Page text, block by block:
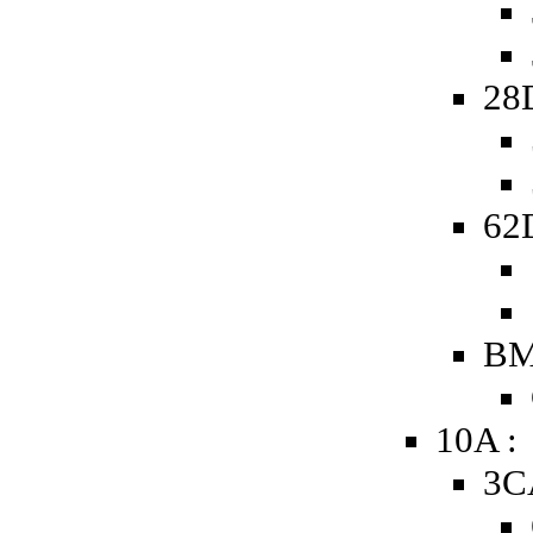
10A :